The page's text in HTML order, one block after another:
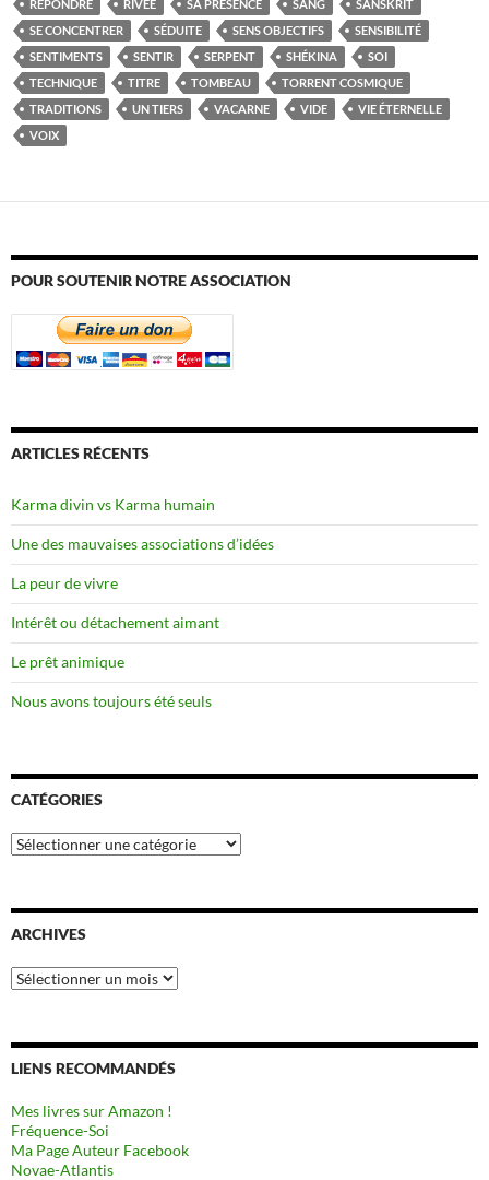
RÉPONDRE RIVÉE SA PRÉSENCE SANG
SANSKRIT
SE CONCENTRER
SÉDUITE SENS OBJECTIFS
SENSIBILITÉ
SENTIMENTS
SENTIR SERPENT SHÉKINA
SOI
TECHNIQUE
TITRE TOMBEAU
TORRENT COSMIQUE
TRADITIONS
UN TIERS VACARNE VIDE
VIE ÉTERNELLE
VOIX
POUR SOUTENIR NOTRE ASSOCIATION
ARTICLES RÉCENTS
Karma divin vs Karma humain
Une des mauvaises associations d’idées
La peur de vivre
Intérêt ou détachement aimant
Le prêt animique
Nous avons toujours été seuls
CATÉGORIES
Catégories
ARCHIVES
Archives
LIENS RECOMMANDÉS
Mes livres sur Amazon !
Fréquence-Soi
Ma Page Auteur Facebook
Novae-Atlantis